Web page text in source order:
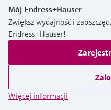
Mój Endress+Hauser
Zwiększ wydajność i
Endress+Hauser!
Więcej informacji